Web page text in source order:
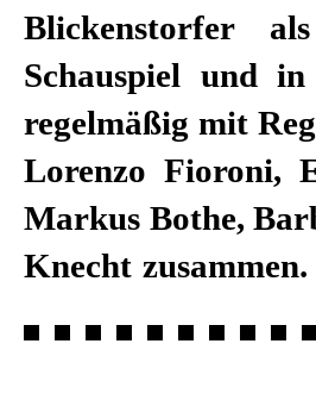
Blickenstorfer
Schauspiel und
regelmäßig mit
Lorenzo Fioroni,
Markus Bothe,
Knecht
Luzerner Theater.
sie eine
Sabine
In der Spielzeit